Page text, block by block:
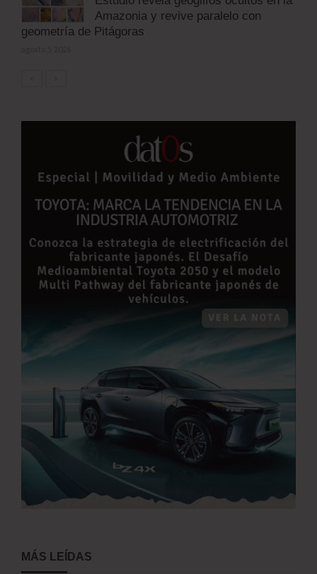
Amazonia y revive paralelo con
geometría de Pitágoras
MÁS LEÍDAS